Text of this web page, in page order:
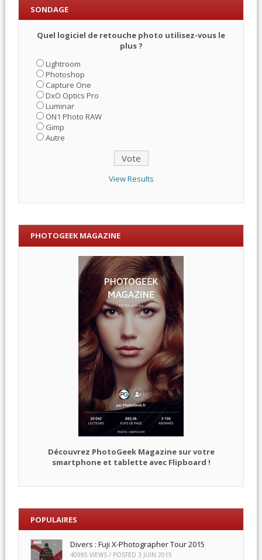
SONDAGE
Quel logiciel de retouche photo utilisez-vous le
plus ?
Lightroom
Photoshop
Capture One
DxO Optics Pro
Luminar
ON1 Photo RAW
Gimp
Autre
View Results
PHOTOGEEK MAGAZINE
Découvrez PhotoGeek Magazine sur votre
smartphone et tablette avec Flipboard !
POPULAIRES
Divers : Fuji X-Photographer Tour 2015
40995 VIEWS / POSTED 3 JUIN 2015